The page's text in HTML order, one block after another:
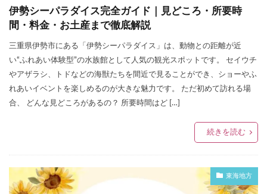
伊勢シーパラダイス完全ガイド｜見どころ・所要時
間・料金・お土産まで徹底解説
三重県伊勢市にある「伊勢シーパラダイス」は、動物との距離が近
い“ふれあい体験型”の水族館として人気の観光スポットです。 セイウチ
やアザラシ、トドなどの海獣たちを間近で見ることができ、ショーやふ
れあいイベントを楽しめるのが大きな魅力です。 ただ初めて訪れる場
合、 どんな見どころがあるの？ 所要時間はど […]
続きを読む
東海地方